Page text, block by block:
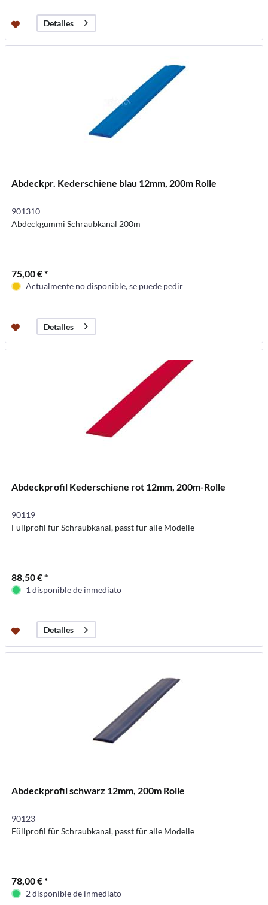
Detalles
Abdeckpr. Kederschiene blau 12mm, 200m Rolle
901310
Abdeckgummi Schraubkanal 200m
75,00 € *
Actualmente no disponible, se puede pedir
Detalles
Abdeckprofil Kederschiene rot 12mm, 200m-Rolle
90119
Füllprofil für Schraubkanal, passt für alle Modelle
88,50 € *
1 disponible de inmediato
Detalles
Abdeckprofil schwarz 12mm, 200m Rolle
90123
Füllprofil für Schraubkanal, passt für alle Modelle
78,00 € *
2 disponible de inmediato